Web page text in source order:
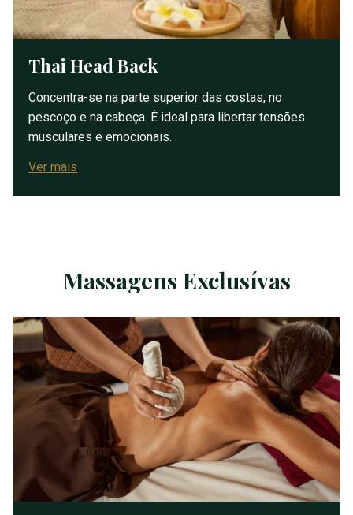
Thai Head Back
Concentra-se na parte superior das costas, no
pescoço e na cabeça. É ideal para libertar tensões
musculares e emocionais.
Ver mais
Massagens Exclusívas